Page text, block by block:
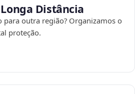
Distância
para outra região? Organizamos o
proteção.